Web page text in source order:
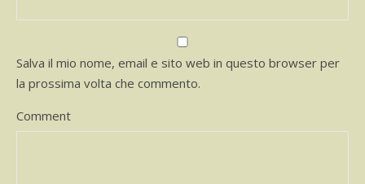
Salva il mio nome, email e sito web in questo browser per
la prossima volta che commento.
Comment